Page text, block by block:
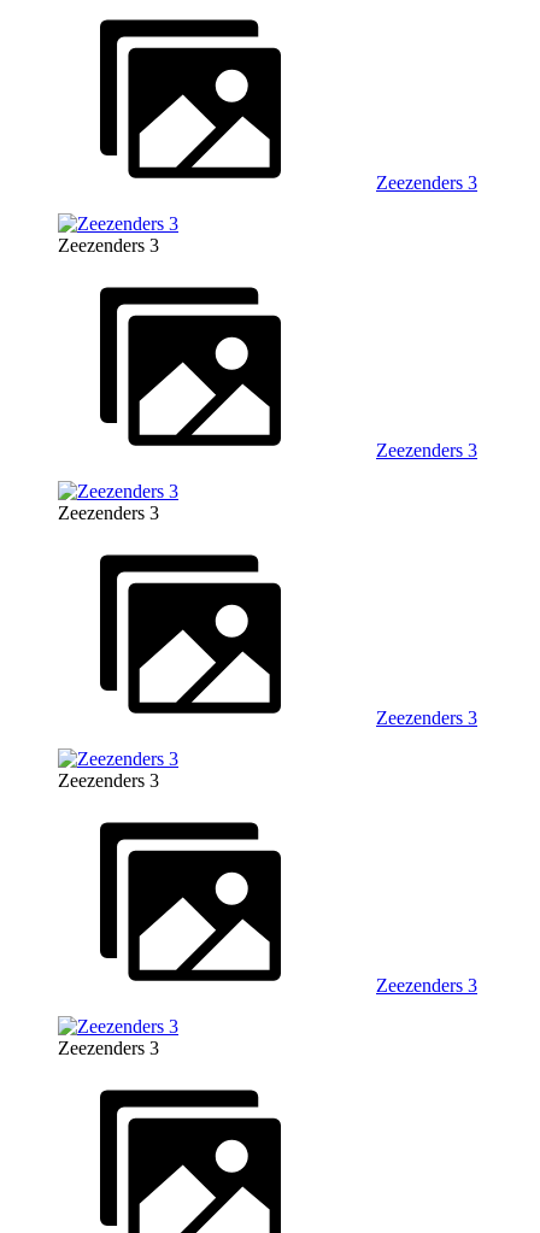
Zeezenders 3
Zeezenders 3
Zeezenders 3
Zeezenders 3
Zeezenders 3
Zeezenders 3
Zeezenders 3
Zeezenders 3